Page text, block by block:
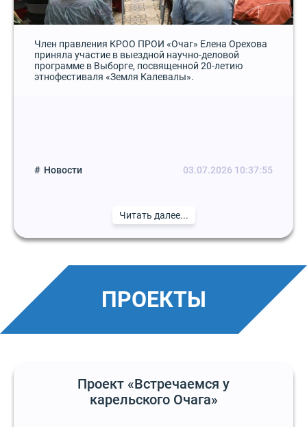
Член правления КРОО ПРОИ «Очаг» Елена Орехова
приняла участие в выездной научно-деловой
программе в Выборге, посвященной 20-летию
этнофестиваля «Земля Калевалы».
Новости 03.07.2026 10:37:55
Читать далее
ПРОЕКТЫ
Проект «Встречаемся у
карельского Очага»